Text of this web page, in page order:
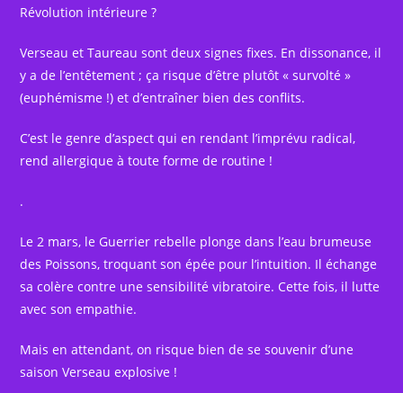
Révolution intérieure ?
Verseau et Taureau sont deux signes fixes. En dissonance, il
y a de l’entêtement ; ça risque d’être plutôt « survolté »
(euphémisme !) et d’entraîner bien des conflits.
C’est le genre d’aspect qui en rendant l’imprévu radical,
rend allergique à toute forme de routine !
.
Le 2 mars, le Guerrier rebelle plonge dans l’eau brumeuse
des Poissons, troquant son épée pour l’intuition. Il échange
sa colère contre une sensibilité vibratoire. Cette fois, il lutte
avec son empathie.
Mais en attendant, on risque bien de se souvenir d’une
saison Verseau explosive !